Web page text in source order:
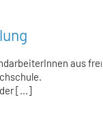
aus
[...]